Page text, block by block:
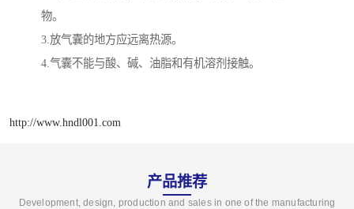
物。
3.放气囊的地方应远离热源。
4.气囊不能与酸、碱、油脂和有机溶剂接触。
http://www.hndl001.com
产品推荐
Development, design, production and sales in one of the manufacturing